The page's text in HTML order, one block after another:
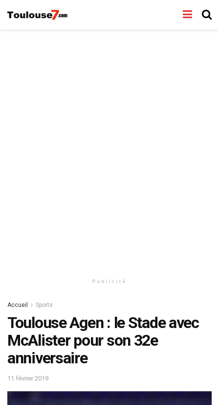
Publicité
Accueil Sports
Toulouse Agen : le Stade avec
McAlister pour son 32e
anniversaire
11 février 2019